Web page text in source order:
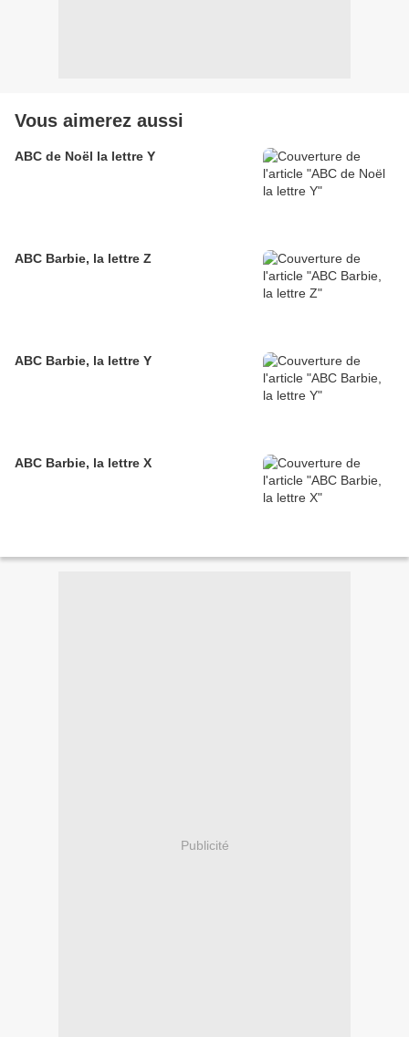
Vous aimerez aussi
ABC de Noël la lettre Y
ABC Barbie, la lettre Z
ABC Barbie, la lettre Y
ABC Barbie, la lettre X
Publicité